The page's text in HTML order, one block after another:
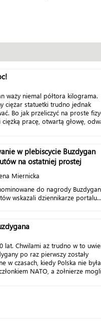
waży niemal półtora kilograma.
ciężar statuetki trudno jednak
Bo jak przeliczyć na proste
ciężką pracę, otwartą głowę,
w plebiscycie Buzdygan
na ostatniej prostej
Miernicka
do nagrody Buzdygan
wskazali dziennikarze portalu...
lat. Chwilami aż trudno w to
po raz pierwszy zostały
w czasach, kiedy Polska nie była
NATO, a żołnierze